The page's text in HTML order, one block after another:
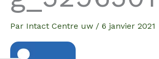
Par Intact Centre uw / 6 janvier 2021